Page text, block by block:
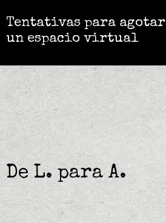
Tentativas para agotar
un espacio virtual
De L. para A.